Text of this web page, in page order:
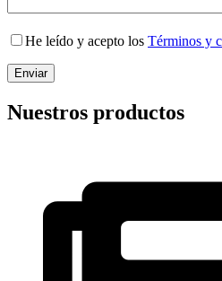
He leído y acepto los Términos y
Nuestros productos